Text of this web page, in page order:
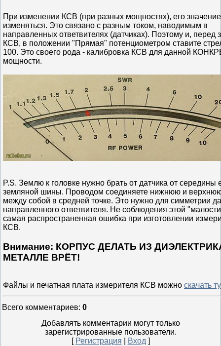
При изменении КСВ (при разных мощностях), его
изменяться. Это связано с разным током, наводимым в
направленных ответвителях (датчиках). Поэтому и, перед
КСВ, в положении "Прямая" потенциометром ставите
100. Это своего рода - калибровка КСВ для данной
мощности.
P.S. Землю к головке нужно брать от датчика от середины
земляной шины. Проводом соединяете нижнюю и
между собой в средней точке. Это нужно для симметрии
направленного ответвителя. Не соблюдения этой
самая распространенная ошибка при изготовлении
КСВ.
Внимание: КОРПУС ДЕЛАТЬ ИЗ
МЕТАЛЛЕ ВРЁТ!
Файлы и печатная плата измерителя КСВ можно скачать
Всего комментариев: 0
Добавлять комментарии могут только
зарегистрированные пользователи.
[ Регистрация Вход ]